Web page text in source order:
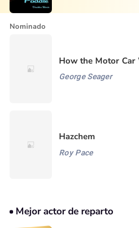
Nominado
How the Motor Car
George Seager
Hazchem
Roy Pace
Mejor actor de reparto